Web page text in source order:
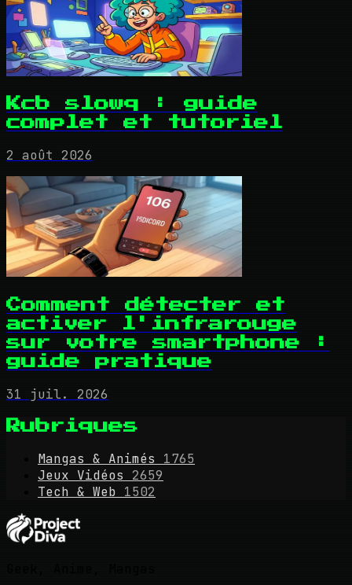
Kcb slowq : guide
complet et tutoriel
2 août 2026
Comment détecter et
activer l'infrarouge
sur votre smartphone :
guide pratique
31 juil. 2026
Rubriques
Mangas & Animés
1765
Jeux Vidéos
2659
Tech & Web 1502